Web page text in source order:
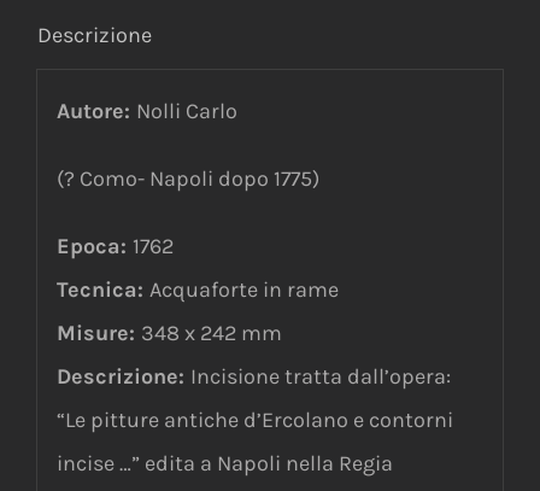
Descrizione
Autore: Nolli Carlo
(? Como- Napoli dopo 1775)
Epoca: 1762
Tecnica: Acquaforte in rame
Misure: 348 x 242 mm
Descrizione: Incisione tratta dall’opera:
“Le pitture antiche d’Ercolano e contorni
incise …” edita a Napoli nella Regia